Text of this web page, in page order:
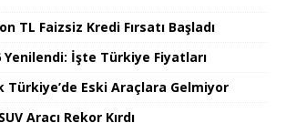
TL Faizsiz Kredi Fırsatı Başladı
Yenilendi: İşte Türkiye Fiyatları
Türkiye’de Eski Araçlara Gelmiyor
Aracı Rekor Kırdı